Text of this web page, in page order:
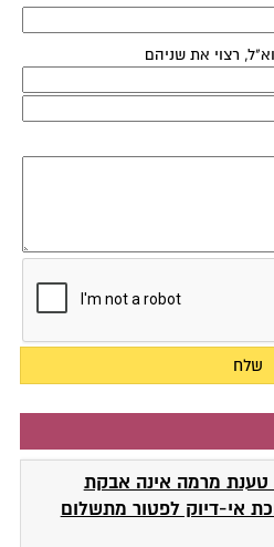
רצוי את שניהם
מרמה אינה אבקת
אי-דיוק לפטור מתשלום